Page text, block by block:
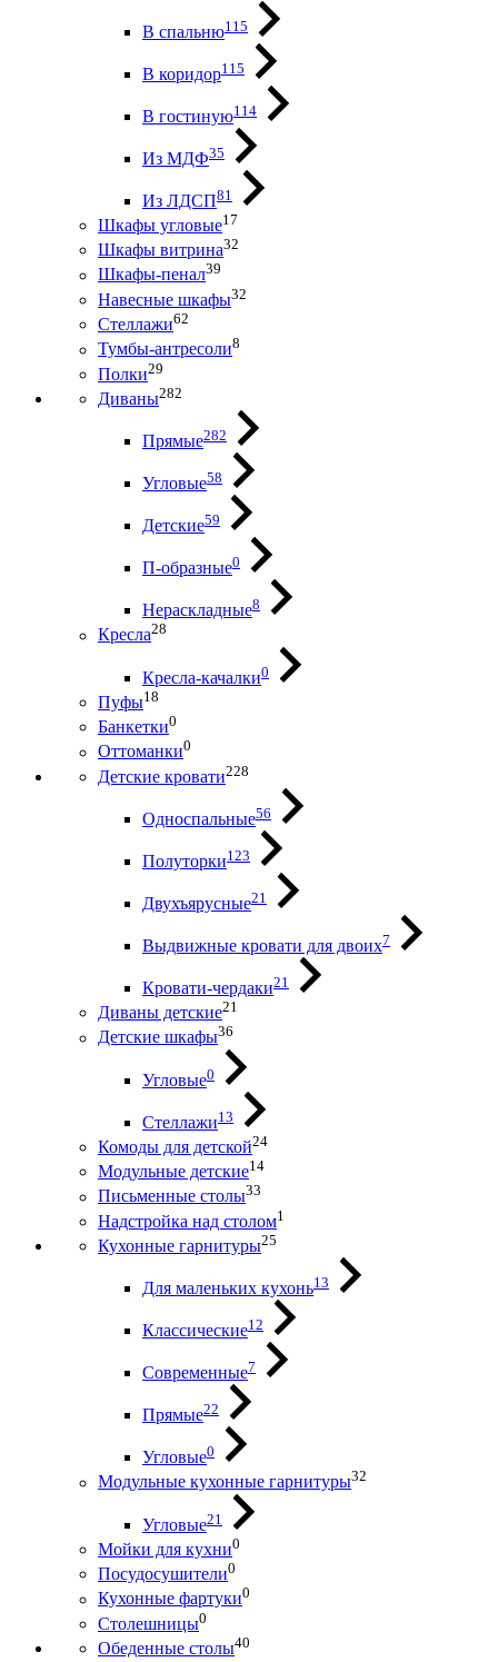
В спальню115
В коридор115
В гостиную114
Из МДФ35
Из ЛДСП81
Шкафы угловые17
Шкафы витрина32
Шкафы-пенал39
Навесные шкафы32
Стеллажи62
Тумбы-антресоли8
Полки29
Диваны282
Прямые282
Угловые58
Детские59
П-образные0
Нераскладные8
Кресла28
Кресла-качалки0
Пуфы18
Банкетки0
Оттоманки0
Детские кровати228
Односпальные56
Полуторки123
Двухъярусные21
Выдвижные кровати для двоих7
Кровати-чердаки21
Диваны детские21
Детские шкафы36
Угловые0
Стеллажи13
Комоды для детской24
Модульные детские14
Письменные столы33
Надстройка над столом1
Кухонные гарнитуры25
Для маленьких кухонь13
Классические12
Современные7
Прямые22
Угловые0
Модульные кухонные гарнитуры32
Угловые21
Мойки для кухни0
Посудосушители0
Кухонные фартуки0
Столешницы0
Обеденные столы40